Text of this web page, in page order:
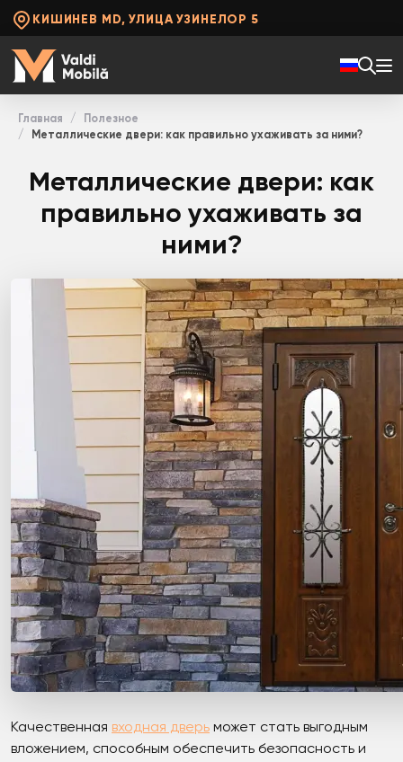
КИШИНЕВ MD, УЛИЦА УЗИНЕЛОР 5
Главная
Полезное
Металлические двери: как правильно ухаживать за ними?
Металлические двери: как
правильно ухаживать за
ними?
Качественная входная дверь может стать выгодным
вложением, способным обеспечить безопасность и